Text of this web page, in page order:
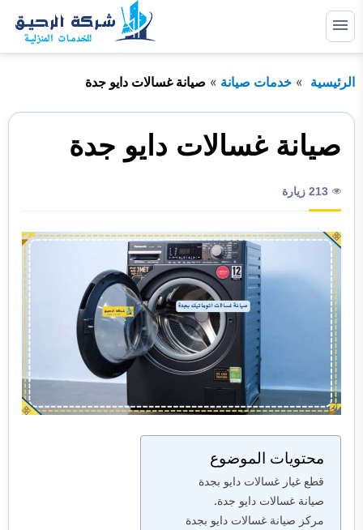
التجاوز
إلى القائمة
عن:
ابحث
خدمات صيانة
خدمات مكافحة حشرات
خدمات نظافة
خدمات نقل اثاث
الرئيسية خدمات صيانة صيانة غسالات دايو جدة
صيانة غسالات دايو جدة
213 زيارة
محتويات الموضوع
قطع غيار غسالات دايو بجدة
صيانة غسالات دايو جدة.
مركز صيانة غسالات دايو بجدة